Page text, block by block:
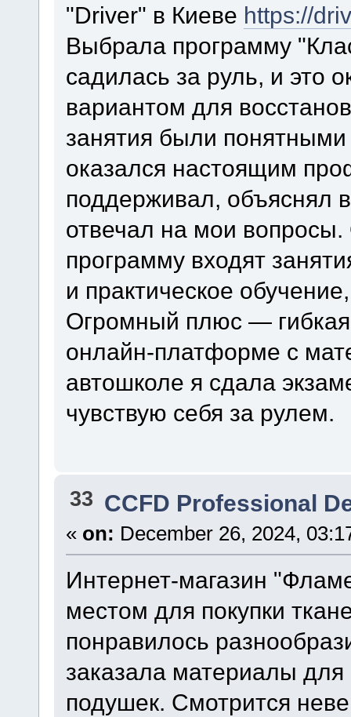
"Driver" в Киеве https://
Выбрала программу
садилась за руль, и это
вариантом для
занятия были
оказался настоящим
поддерживал, объяснял
отвечал на мои
программу входят
и практическое
Огромный плюс — гибкая
онлайн-платформе с
автошколе я сдала
чувствую себя за рулем.
33 CCFD Professional
« on: December 26, 2024,
Интернет-магазин
местом для покупки
понравилось
заказала материалы
подушек. Смотрится